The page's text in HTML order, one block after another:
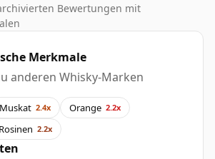
Bewertungen mit
Merkmale
anderen Whisky-Marken
Muskat 2.4x Orange 2.2x
Rosinen 2.2x